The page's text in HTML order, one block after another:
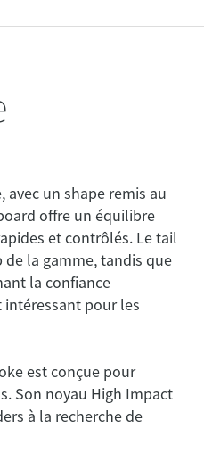
un shape remis au
offre un équilibre
et contrôlés. Le tail
la gamme, tandis que
la confiance
pour les
est conçue pour
Son noyau High Impact
à la recherche de